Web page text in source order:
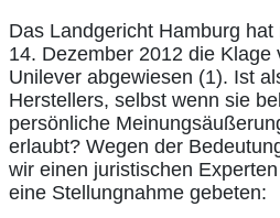
Das Landgericht Hamburg hat
14. Dezember 2012 die Klage
Unilever abgewiesen (1). Ist
Herstellers, selbst wenn sie
persönliche
erlaubt? Wegen der
wir einen juristischen
eine Stellungnahme gebeten: